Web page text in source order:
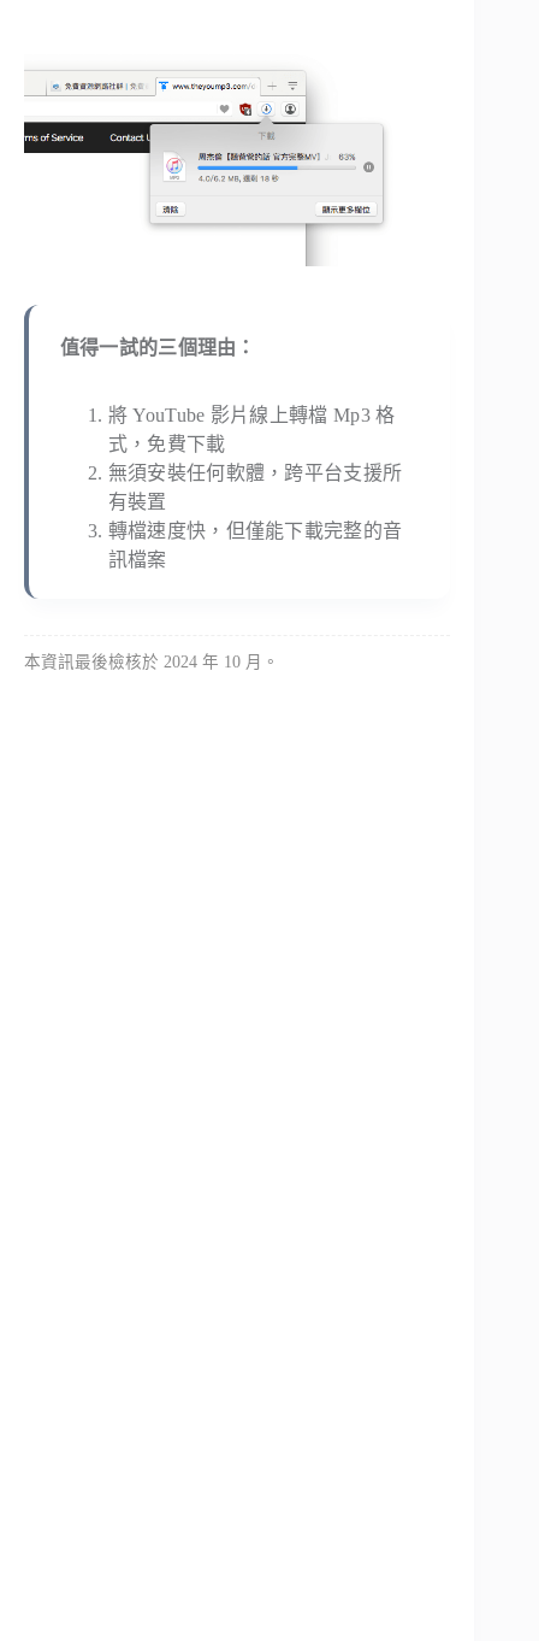
值得一試的三個理由：
將 YouTube 影片線上轉檔 Mp3 格
式，免費下載
無須安裝任何軟體，跨平台支援所
有裝置
轉檔速度快，但僅能下載完整的音
訊檔案
本資訊最後檢核於 2024 年 10 月。